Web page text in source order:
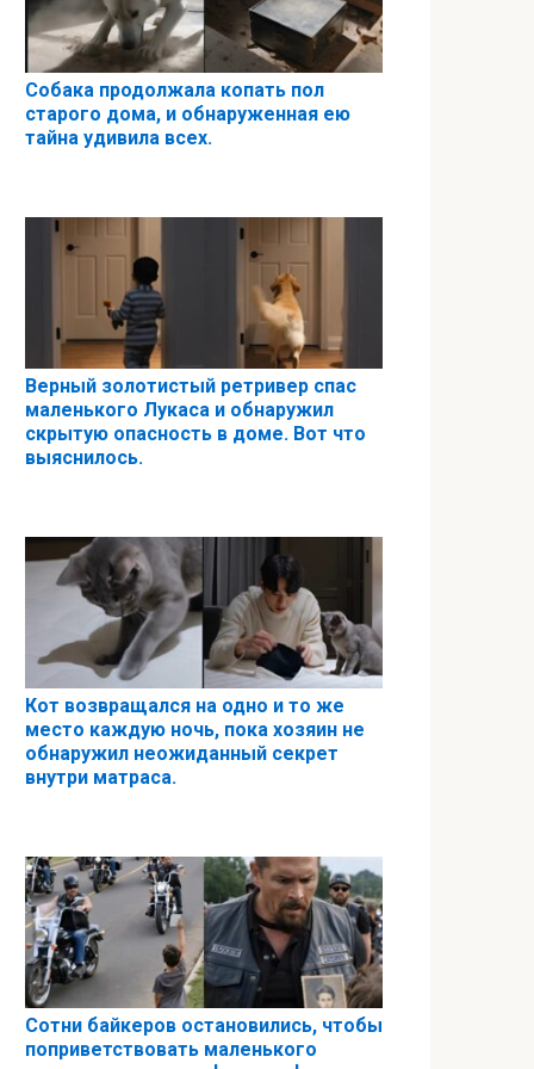
Собака продолжала копать пол
старого дома, и обнаруженная ею
тайна удивила всех.
Верный золотистый ретривер спас
маленького Лукаса и обнаружил
скрытую опасность в доме. Вот что
выяснилось.
Кот возвращался на одно и то же
место каждую ночь, пока хозяин не
обнаружил неожиданный секрет
внутри матраса.
Сотни байкеров остановились, чтобы
поприветствовать маленького